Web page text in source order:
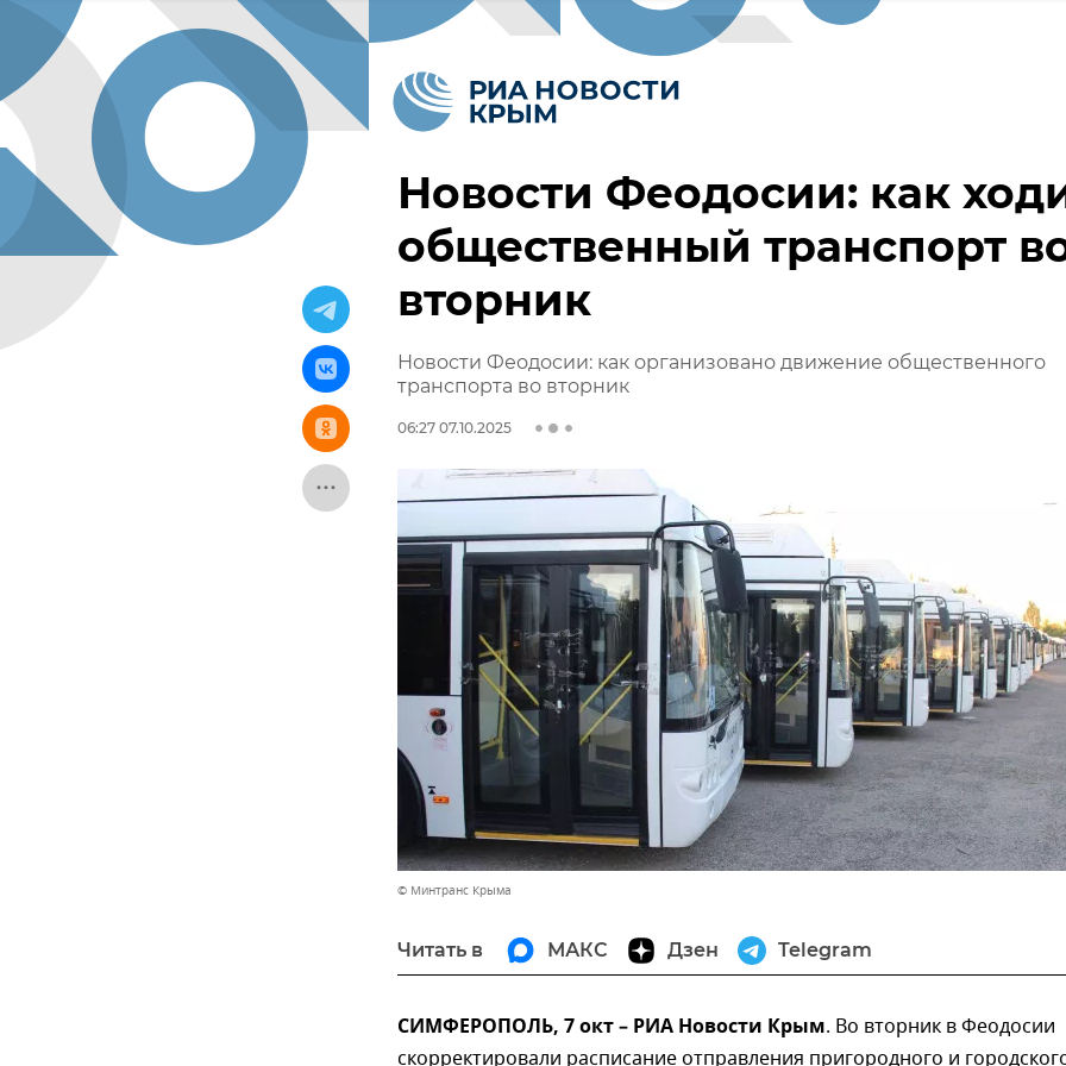
Новости Феодосии: как
общественный транспорт
вторник
Новости Феодосии: как организовано движение общественного
транспорта во вторник
06:27 07.10.2025
© Минтранс Крыма
Читать в МАКС Дзен Telegram
СИМФЕРОПОЛЬ, 7 окт – РИА Новости Крым. Во вторник в Феодосии
скорректировали расписание отправления пригородного и